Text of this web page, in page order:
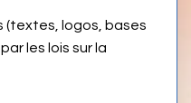
(textes, logos, bases
les lois sur la